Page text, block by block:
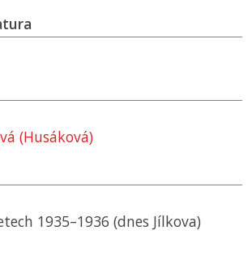
(Husáková)
1935–1936 (dnes Jílkova)